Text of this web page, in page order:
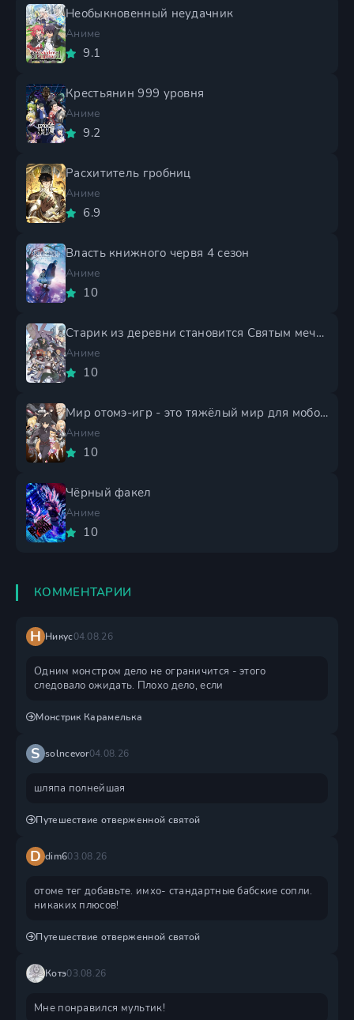
Необыкновенный неудачник
Аниме
9.1
Крестьянин 999 уровня
Аниме
9.2
Расхититель гробниц
Аниме
6.9
Власть книжного червя 4 сезон
Аниме
10
Старик из деревни становится Святым мечом 2 сезон
Аниме
10
Мир отомэ-игр - это тяжёлый мир для мобов 2 сезон
Аниме
10
Чёрный факел
Аниме
10
КОММЕНТАРИИ
Н Никус04.08.26
Одним монстром дело не ограничится - этого
следовало ожидать. Плохо дело, если
Монстрик Карамелька
S solncevor04.08.26
шляпа полнейшая
Путешествие отверженной святой
D dim603.08.26
отоме тег добавьте. имхо- стандартные бабские сопли.
никаких плюсов!
Путешествие отверженной святой
Котэ03.08.26
Мне понравился мультик!